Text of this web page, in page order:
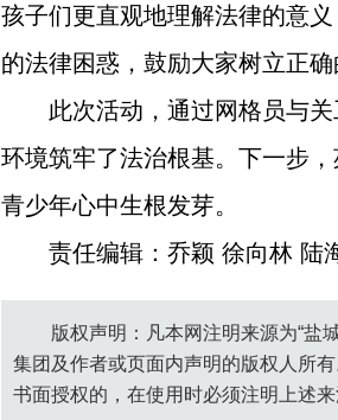
孩子们更直观地理解法律的意
的法律困惑，鼓励大家树立正
此次活动，通过网格员与
环境筑牢了法治根基。下一步
青少年心中生根发芽。
责任编辑：乔颖 徐向林 陆
版权声明：凡本网注明来源为“盐
集团及作者或页面内声明的版权人所
书面授权的，在使用时必须注明上述来